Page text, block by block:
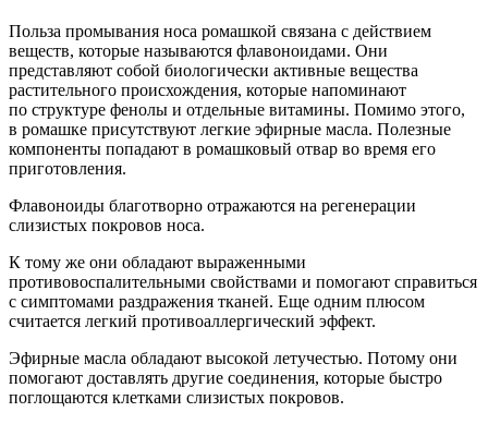
Польза промывания носа ромашкой связана с действием
веществ, которые называются флавоноидами. Они
представляют собой биологически активные вещества
растительного происхождения, которые напоминают
по структуре фенолы и отдельные витамины. Помимо этого,
в ромашке присутствуют легкие эфирные масла. Полезные
компоненты попадают в ромашковый отвар во время его
приготовления.
Флавоноиды благотворно отражаются на регенерации
слизистых покровов носа.
К тому же они обладают выраженными
противовоспалительными свойствами и помогают справиться
с симптомами раздражения тканей. Еще одним плюсом
считается легкий противоаллергический эффект.
Эфирные масла обладают высокой летучестью. Потому они
помогают доставлять другие соединения, которые быстро
поглощаются клетками слизистых покровов.